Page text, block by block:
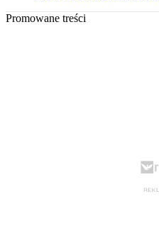
Promowane treści